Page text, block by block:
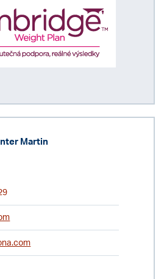
Martin
2,